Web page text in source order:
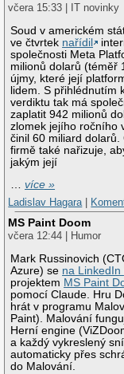
včera 15:33 | IT novinky
Soud v americkém
ve čtvrtek nařídil
společnosti Meta
milionů dolarů (téměř
újmy, které její
lidem. S přihlédnutím
verdiktu tak má
zaplatit 942 milionů
zlomek jejího ročního
činil 60 miliard
firmě také nařizuje,
jakým její
…více »
Ladislav Hagara
MS Paint Doom
včera 12:44 | Humor
Mark Russinovich
Azure) se na LinkedIn
projektem MS Paint
pomocí Claude. Hru
hrát v programu
Paint). Malování
Herní engine
a každý vykreslený
automaticky přes
do Malování.